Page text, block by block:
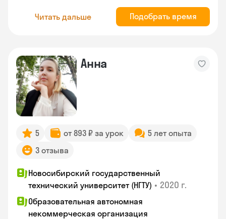
Читать дальше Подобрать время
Анна
5 от 893 ₽ за урок
5 лет опыта
3 отзыва
Новосибирский государственный
технический университет (НГТУ) • 2020 г.
Образовательная автономная
некоммерческая организация